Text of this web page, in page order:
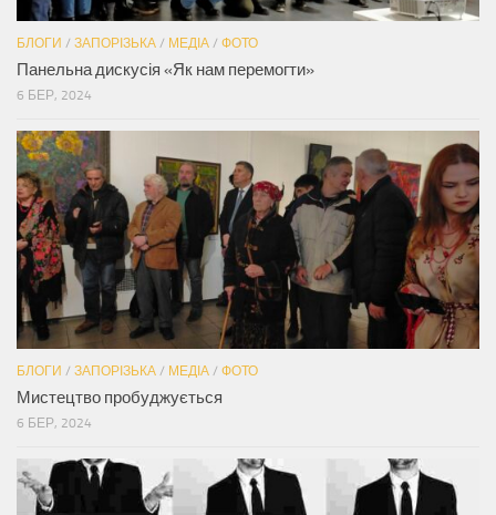
БЛОГИ / ЗАПОРІЗЬКА / МЕДІА / ФОТО
Панельна дискусія «Як нам перемогти»
6 БЕР, 2024
БЛОГИ / ЗАПОРІЗЬКА / МЕДІА / ФОТО
Мистецтво пробуджується
6 БЕР, 2024